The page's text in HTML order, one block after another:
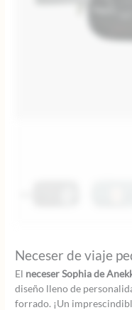
Neceser de viaje
El neceser Sophia de
diseño lleno de
forrado. ¡Un